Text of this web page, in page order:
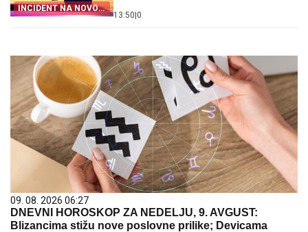
INCIDENT NA NOVOM
BEOGRADU
13:50 0
09. 08. 2026 06:27
DNEVNI HOROSKOP ZA NEDELJU, 9. AVGUST:
Blizancima stižu nove poslovne prilike; Devicama